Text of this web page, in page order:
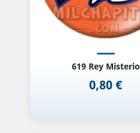
619 Rey Misterio
Precio
0,80 €